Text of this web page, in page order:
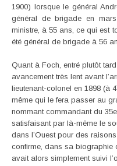
1900) lorsque le général
général de brigade en
ministre, à 55 ans, ce qui est
été général de brigade à 56
Quant à Foch, entré plutôt
avancement très lent avant
lieutenant-colonel en 1898 (à
même qui le fera passer au
nommant commandant du
satisfaisant par là-même le
dans l’Ouest pour des
confirme, dans sa biographie
avait alors simplement suivi